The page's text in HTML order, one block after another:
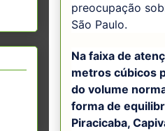
preocupação
São Paulo.
Na faixa de
metros cúbicos
do volume
forma de
Piracicaba,